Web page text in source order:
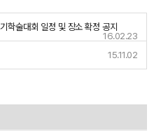
학술대회 일정 및 장소 확정 공지
16.02.23
15.11.02